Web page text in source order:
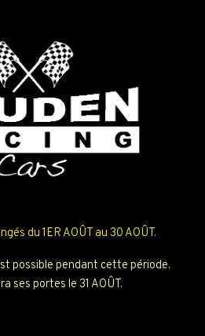
du 1ER AOÛT au 30 AOÛT.
possible pendant cette période.
ses portes le 31 AOÛT.